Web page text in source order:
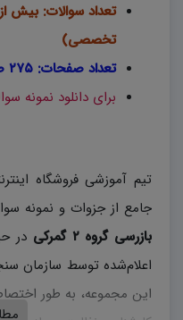
تخصصی)
تعداد صفحات: ۲۷۵ صفحه (مناسب برای پرینت)
برای دانلود نمونه
تیم آموزشی فروشگاه
جامع از جزوات و نمونه
بازرسی گروه ۲ گمرکی
در
اعلام‌شده توسط سازمان
این مجموعه، به طور